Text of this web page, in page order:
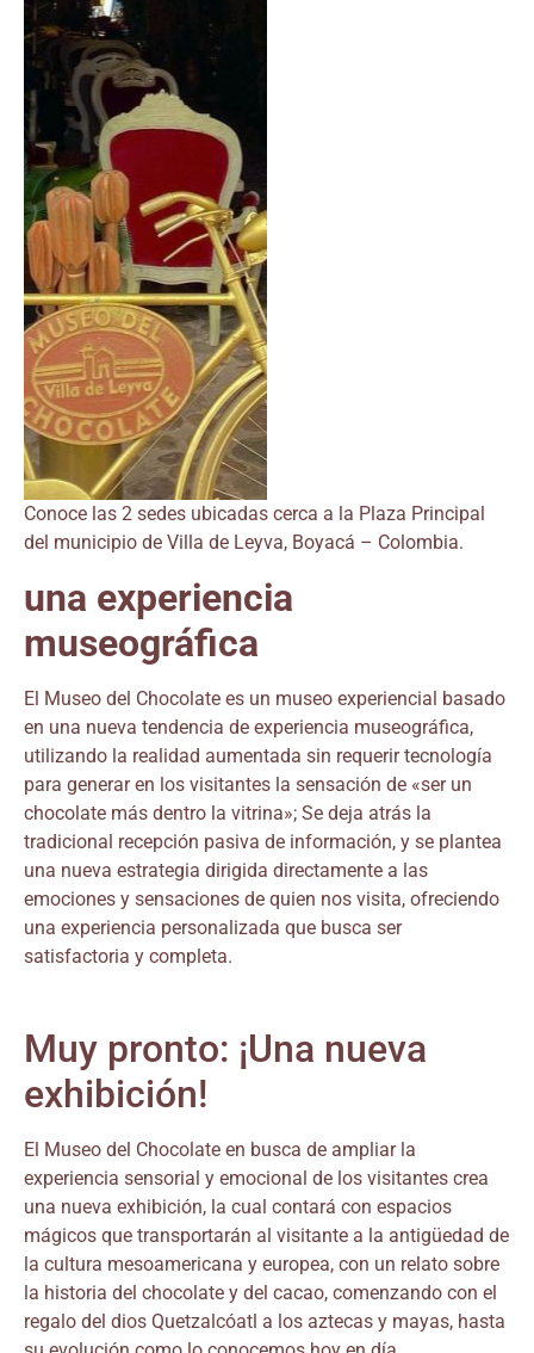
Conoce las 2 sedes ubicadas cerca a la Plaza Principal
del municipio de Villa de Leyva, Boyacá – Colombia.
una experiencia
museográfica
El Museo del Chocolate es un museo experiencial basado
en una nueva tendencia de experiencia museográfica,
utilizando la realidad aumentada sin requerir tecnología
para generar en los visitantes la sensación de «ser un
chocolate más dentro la vitrina»; Se deja atrás la
tradicional recepción pasiva de información, y se plantea
una nueva estrategia dirigida directamente a las
emociones y sensaciones de quien nos visita, ofreciendo
una experiencia personalizada que busca ser
satisfactoria y completa.
Muy pronto: ¡Una nueva
exhibición!
El Museo del Chocolate en busca de ampliar la
experiencia sensorial y emocional de los visitantes crea
una nueva exhibición, la cual contará con espacios
mágicos que transportarán al visitante a la antigüedad de
la cultura mesoamericana y europea, con un relato sobre
la historia del chocolate y del cacao, comenzando con el
regalo del dios Quetzalcóatl a los aztecas y mayas, hasta